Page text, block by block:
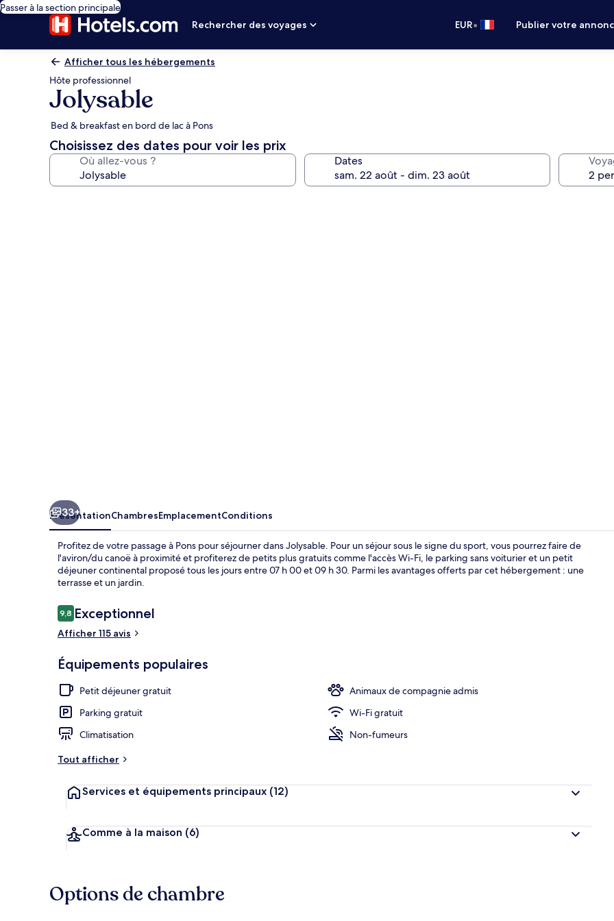
Passer à la section principale
Rechercher des voyages
EUR• Publier votre
Afficher tous les hébergements
Hôte professionnel
Jolysable
Bed & breakfast en bord de lac à Pons
Choisissez des dates pour voir les prix
Où allez-vous ? Dates
33+
PrésentationChambresEmplacementConditions
Profitez de votre passage à Pons pour séjourner dans Jolysable. Pour un séjour sous le signe du sport, vous pourrez faire de
l'aviron/du canoë à proximité et profiterez de petits plus gratuits comme l'accès Wi-Fi, le parking sans voiturier et un petit
déjeuner continental proposé tous les jours entre 07 h 00 et 09 h 30. Parmi les avantages offerts par cet hébergement : une
terrasse et un jardin.
Avis
voyageurs
9,89,8 sur 10
Exceptionnel
Afficher 115 avis
Équipements populaires
Petit déjeuner gratuit
Animaux de compagnie admis
Parking gratuit
Wi-Fi gratuit
Climatisation
Non-fumeurs
Tout afficher
Services et équipements principaux (12)
Comme à la maison (6)
Options de chambre